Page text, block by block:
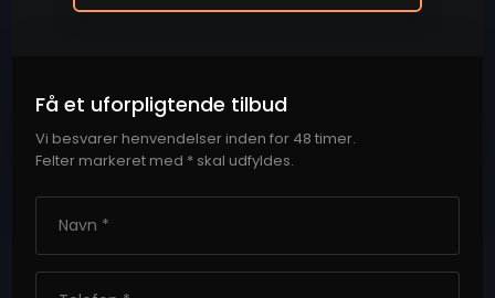
Få et uforpligtende tilbud
Vi besvarer henvendelser inden for 48 timer.
​Felter markeret med * skal udfyldes.